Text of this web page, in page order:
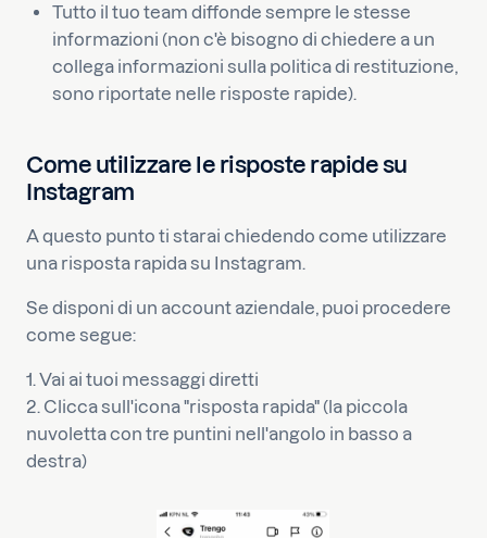
Tutto il tuo team diffonde sempre le stesse
informazioni (non c'è bisogno di chiedere a un
collega informazioni sulla politica di restituzione,
sono riportate nelle risposte rapide).
Come utilizzare le risposte rapide su
Instagram
A questo punto ti starai chiedendo come utilizzare
una risposta rapida su Instagram.
Se disponi di un account aziendale, puoi procedere
come segue:
1. Vai ai tuoi messaggi diretti
2. Clicca sull'icona "risposta rapida" (la piccola
nuvoletta con tre puntini nell'angolo in basso a
destra)